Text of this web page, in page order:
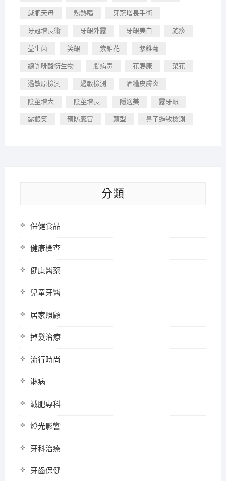
減肥天母 熱熱喝 牙冠增長手術
牙冠增長術 牙齦外露 牙齦美白 皰疹
益生菌 笑齦 紫錐花 紫錐菊
總咖啡酸衍生物 腸病毒 花賜康 菜花
過敏原檢測 過敏檢測 酒糟皮膚炎
陰莖增大 陰莖增長 隱適美 露牙齦
露齦笑 預防感冒 頭型 鼻子過敏檢測
分類
保健食品
健康檢查
健康醫藥
兒童牙醫
居家照顧
掉髮治療
流行時尚
淋病
減肥專科
燈光影響
牙科治療
牙齒保健